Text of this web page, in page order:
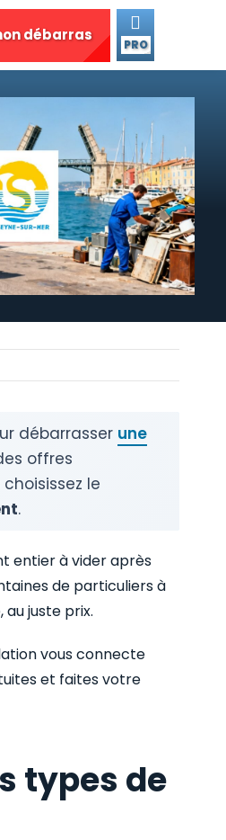
débarras
PRO
débarrasser une
offres
le
.
entier à vider après
de particuliers à
juste prix.
vous connecte
et faites votre
types de